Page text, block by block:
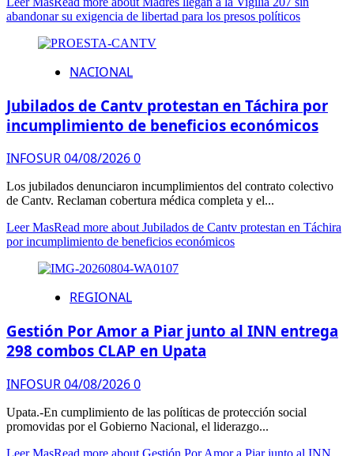
abandonar su exigencia de libertad para los presos políticos
NACIONAL
Jubilados de Cantv protestan en Táchira por
incumplimiento de beneficios económicos
INFOSUR04/08/20260
Los jubilados denunciaron incumplimientos del contrato colectivo
de Cantv. Reclaman cobertura médica completa y el...
Leer MasRead more about Jubilados de Cantv protestan en Táchira
por incumplimiento de beneficios económicos
REGIONAL
Gestión Por Amor a Piar junto al INN entrega
298 combos CLAP en Upata
INFOSUR04/08/20260
Upata.-En cumplimiento de las políticas de protección social
promovidas por el Gobierno Nacional, el liderazgo...
Leer MasRead more about Gestión Por Amor a Piar junto al INN